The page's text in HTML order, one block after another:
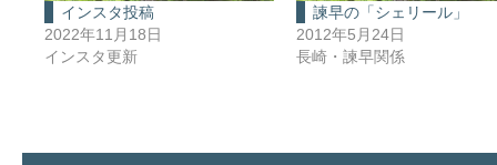
インスタ投稿
2022年11月18日
インスタ更新
諫早の「シェリール」
2012年5月24日
長崎・諫早関係